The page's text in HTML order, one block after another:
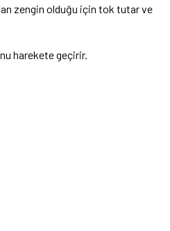
zengin olduğu için tok tutar ve
harekete geçirir.